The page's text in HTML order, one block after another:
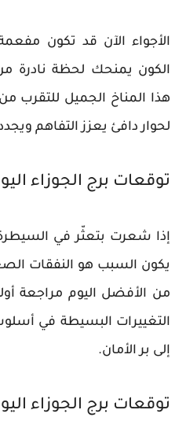
الأجواء الآن قد تكون
الكون يمنحك لحظة نادرة
هذا المناخ الجميل للتقرب
لحوار دافئ يعزز التفاهم
توقعات برج الجوزاء
إذا شعرت بتعثّر في
يكون السبب هو النفقات
من الأفضل اليوم مراجعة
التغييرات البسيطة في
إلى بر الأمان.
توقعات برج الجوزاء